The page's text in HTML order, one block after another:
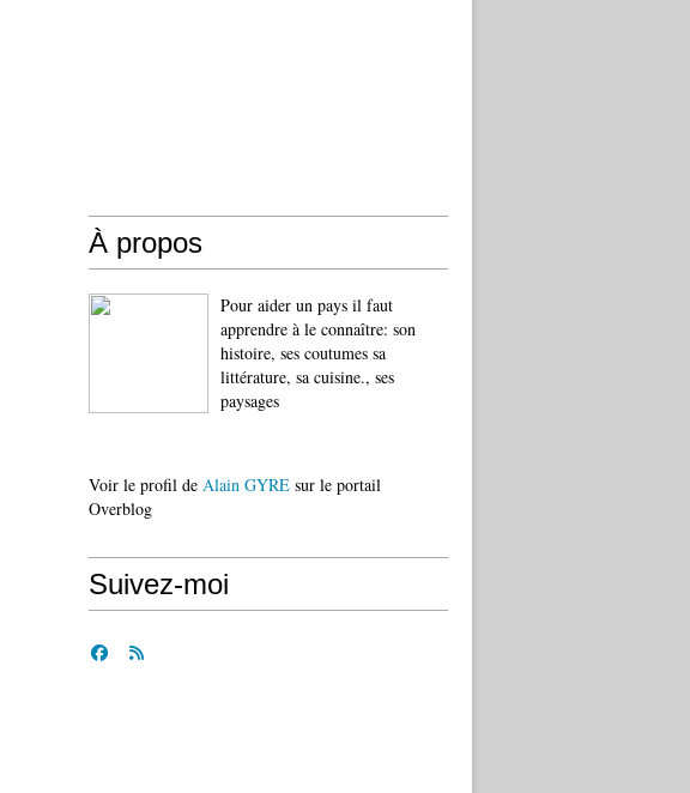
À propos
Pour aider un pays il faut
apprendre à le connaître: son
histoire, ses coutumes sa
littérature, sa cuisine., ses
paysages
Voir le profil de Alain GYRE sur le portail
Overblog
Suivez-moi